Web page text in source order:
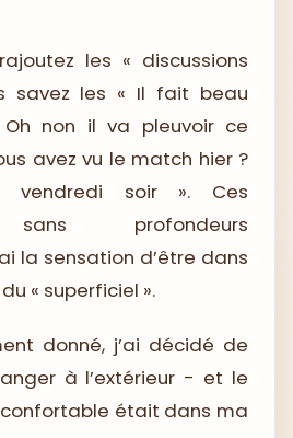
les « discussions
savez les « Il fait beau
Oh non il va pleuvoir ce
avez vu le match hier ?
vendredi soir ». Ces
sans profondeurs
la sensation d’être dans
« superficiel ».
donné, j’ai décidé de
à l’extérieur - et le
était dans ma